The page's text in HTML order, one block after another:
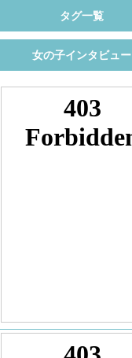
タグ一覧
女の子インタビュー